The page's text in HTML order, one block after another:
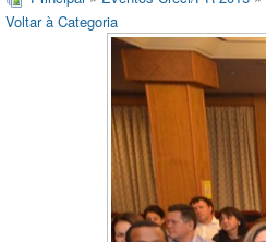
Voltar à Categoria